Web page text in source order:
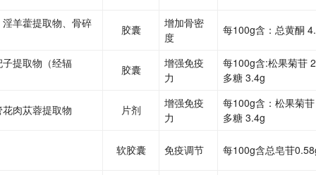
羊藿提取物、骨碎 胶囊
增加骨密
度
每100g含：总黄酮
提取物（经辐 胶囊
增强免疫
力
每100g含:松果菊苷
多糖 3.4g
肉苁蓉提取物 片剂
增强免疫
力
每100g含：松果菊
多糖 3.4g
软胶囊 免疫调节 每100g含总皂苷